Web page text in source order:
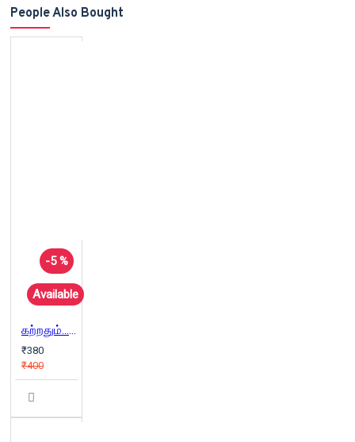
People Also Bought
-5 %
Available
கற்றதும்... பெற்றதும்... (பாகம் 1)
₹380
₹400